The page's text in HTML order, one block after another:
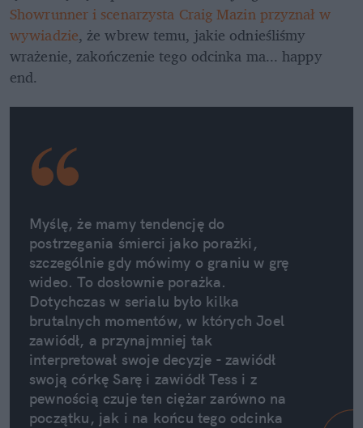
Showrunner i scenarzysta Craig Mazin przyznał w
wywiadzie, że wbrew temu, jakie odnieśliśmy
wrażenie, zakończenie tego odcinka ma... happy
end.
Myślę, że mamy tendencję do
postrzegania śmierci jako porażki,
szczególnie gdy mówimy o graniu w grę
wideo. To dosłownie porażka.
Dotychczas w serialu było kilka
brutalnych momentów, w których Joel
zawiódł, a przynajmniej tak
interpretował swoje decyzje - zawiódł
swoją córkę Sarę i zawiódł Tess i z
pewnością czuje ten ciężar zarówno na
początku, jak i na końcu tego odcinka